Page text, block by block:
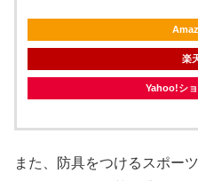
楽
Yahoo!シ
また、防具をつけるスポー